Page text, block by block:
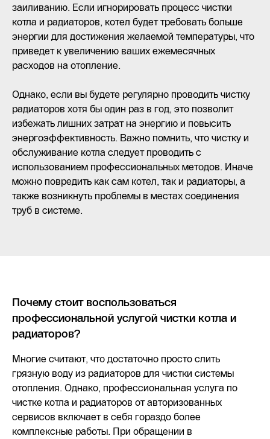
заиливанию. Если игнорировать процесс чистки
котла и радиаторов, котел будет требовать больше
энергии для достижения желаемой температуры, что
приведет к увеличению ваших ежемесячных
расходов на отопление.
Однако, если вы будете регулярно проводить чистку
радиаторов хотя бы один раз в год, это позволит
избежать лишних затрат на энергию и повысить
энергоэффективность. Важно помнить, что чистку и
обслуживание котла следует проводить с
использованием профессиональных методов. Иначе
можно повредить как сам котел, так и радиаторы, а
также возникнуть проблемы в местах соединения
труб в системе.
Почему стоит воспользоваться
профессиональной услугой чистки котла и
радиаторов?
Многие считают, что достаточно просто слить
грязную воду из радиаторов для чистки системы
отопления. Однако, профессиональная услуга по
чистке котла и радиаторов от авторизованных
сервисов включает в себя гораздо более
комплексные работы. При обращении в